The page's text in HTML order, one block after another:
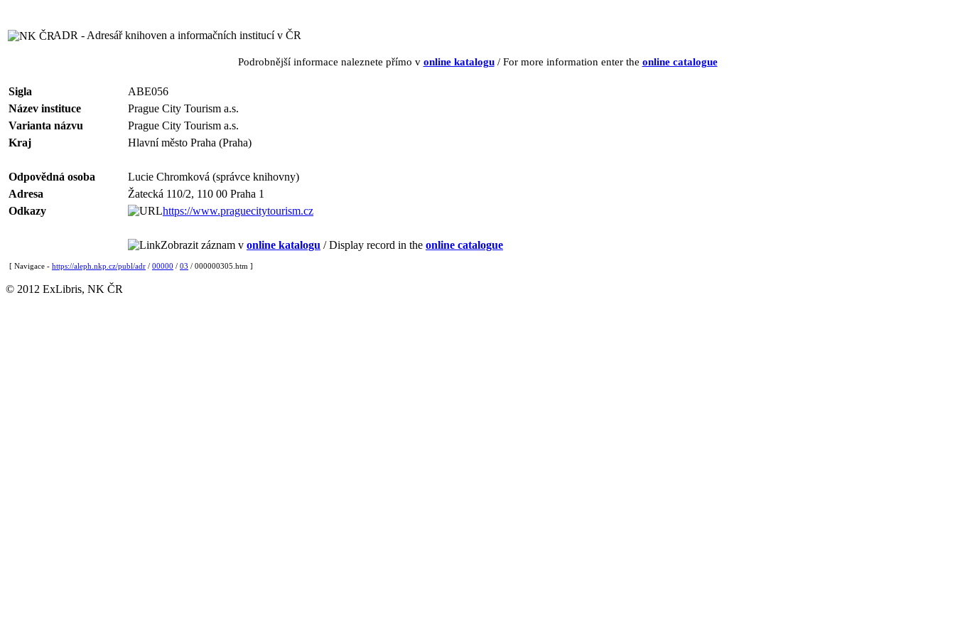
ADR - Adresář knihoven a informačních institucí v ČR
Podrobnější informace naleznete přímo v online katalogu/ For more information enter the online catalogue
Sigla
ABE056
Název instituce
Prague City Tourism a.s.
Varianta názvu
Prague City Tourism a.s.
Kraj
Hlavní město Praha (Praha)
Odpovědná osoba
Lucie Chromková (správce knihovny)
Adresa
Žatecká 110/2, 110 00 Praha 1
Odkazy
https://www.praguecitytourism.cz
Zobrazit záznam v online katalogu / Display record in the online catalogue
[ Navigace - https://aleph.nkp.cz/publ/adr / 00000 / 03 / 000000305.htm ]
© 2012 ExLibris, NK ČR